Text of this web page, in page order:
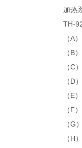
加热
TH-
（A
（B
（C
（D
（E
（F
（G
（H